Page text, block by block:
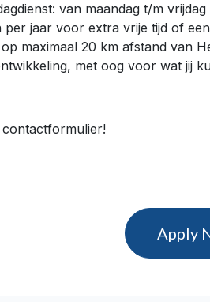
van maandag t/m
per jaar voor extra vrije tijd of
maximaal 20 km afstand van
met oog voor wat jij
Apply